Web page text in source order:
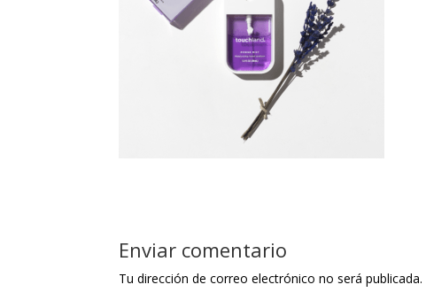
Enviar comentario
Tu dirección de correo electrónico no será publicada.